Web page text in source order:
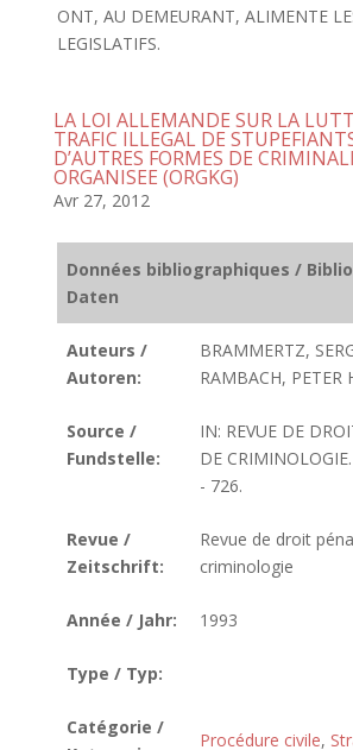
ONT, AU DEMEURANT, ALIMENTE
LEGISLATIFS.
LA LOI ALLEMANDE SUR LA
TRAFIC ILLEGAL DE
D’AUTRES FORMES DE
ORGANISEE (ORGKG)
Avr 27, 2012
Données bibliographiques /
Daten
Auteurs /
Autoren:
BRAMMERTZ,
RAMBACH, PETER
Source /
Fundstelle:
IN: REVUE DE
DE
- 726.
Revue /
Zeitschrift:
Revue de droit
criminologie
Année / Jahr: 1993
Type / Typ:
Catégorie /
Procédure civile,